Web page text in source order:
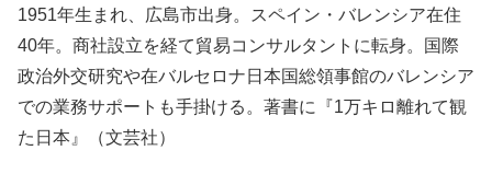
1951年生まれ、広島市出身。スペイン・バレンシア在住
40年。商社設立を経て貿易コンサルタントに転身。国際
政治外交研究や在バルセロナ日本国総領事館のバレンシア
での業務サポートも手掛ける。著書に『1万キロ離れて観
た日本』（文芸社）